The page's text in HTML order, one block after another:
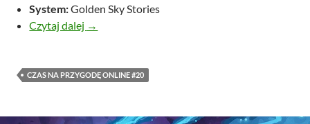
System:Golden Sky Stories
Czytaj dalej Crying in the Night
→
CZAS NA PRZYGODĘ ONLINE #20